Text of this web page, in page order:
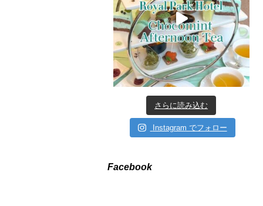
さらに読み込む
Instagram でフォロー
Facebook